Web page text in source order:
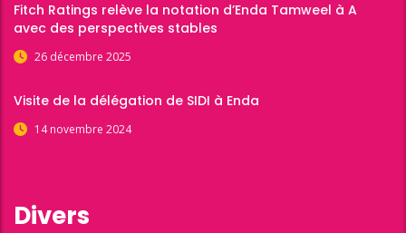
Fitch Ratings relève la notation d’Enda Tamweel à A
avec des perspectives stables
26 décembre 2025
Visite de la délégation de SIDI à Enda
14 novembre 2024
Divers